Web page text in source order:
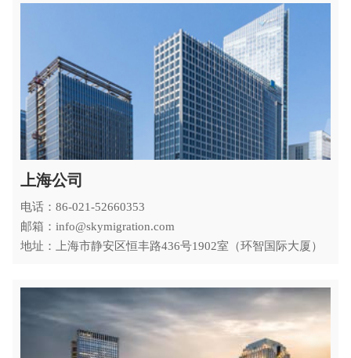
上海公司
电话：86-021-52660353
邮箱：info@skymigration.com
地址：上海市静安区恒丰路436号1902室（环智国际大厦）